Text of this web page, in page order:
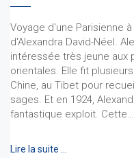
Voyage d'une Parisienne
d'Alexandra David-Néel.
intéressée très jeune aux
orientales. Elle fit
Chine, au Tibet pour
sages. Et en 1924,
fantastique exploit. Cette…
Lire la suite …